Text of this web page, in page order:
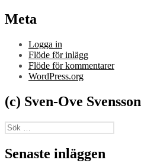
Meta
Logga in
Flöde för inlägg
Flöde för kommentarer
WordPress.org
(c) Sven-Ove Svensson
Sök
efter:
Senaste inläggen